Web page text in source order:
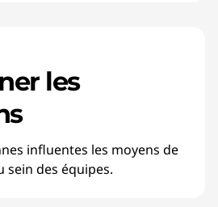
les
influentes les moyens de
sein des équipes.